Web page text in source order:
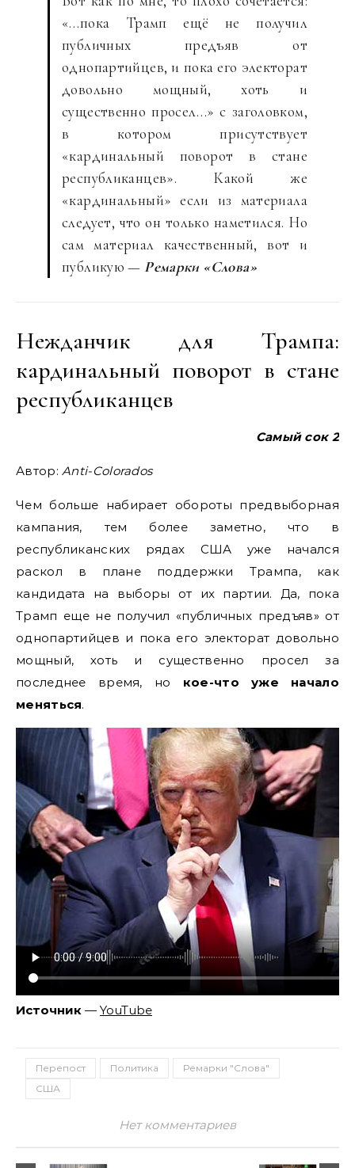
«…пока Трамп ещё не получил
публичных предъяв от
однопартийцев, и пока его электорат
довольно мощный, хоть и
существенно просел…» с заголовком,
в котором присутствует
«кардинальный поворот в стане
республиканцев». Какой же
«кардинальный» если из материала
следует, что он только наметился. Но
сам материал качественный, вот и
публикую — Ремарки «Слова»
Нежданчик для Трампа:
кардинальный поворот в стане
республиканцев
Самый сок 2
Автор:Anti-Colorados
Чем больше набирает обороты предвыборная
кампания, тем более заметно, что в
республиканских рядах США уже начался
раскол в плане поддержки Трампа, как
кандидата на выборы от их партии. Да, пока
Трамп еще не получил «публичных предъяв» от
однопартийцев и пока его электорат довольно
мощный, хоть и существенно просел за
последнее время, но кое-что уже начало
меняться.
Источник — YouTube
Перепост Политика
Ремарки "Слова"
США
Нет комментариев